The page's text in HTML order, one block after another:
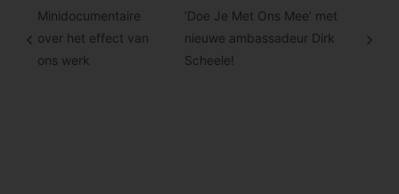
Minidocumentaire
over het effect van
ons werk
‘Doe Je Met Ons Mee’ met
nieuwe ambassadeur Dirk
Scheele!